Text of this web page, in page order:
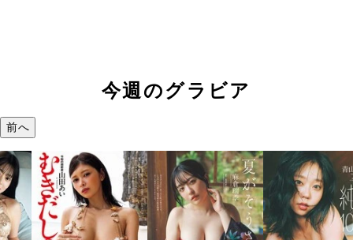
今週のグラビア
前へ